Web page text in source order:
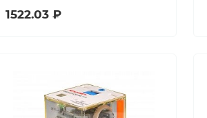
1522.03 ₽